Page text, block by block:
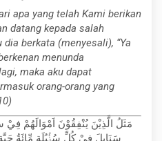
apa yang telah Kami berikan
datang kepada salah
berkata (menyesali), “Ya
menunda
maka aku dapat
orang-orang yang
مَثَلُ الَّذِيْنَ يُنْفِقُوْنَ اَمْوَالَهُمْ فِيْ
سَنَابِلَ فِيْ كُلِّ سُنْۢبُلَةٍ مِّائَةُ